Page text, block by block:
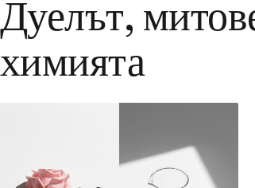
Дуелът,
химията